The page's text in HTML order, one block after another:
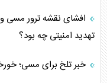
افشای نقشه ترور مسی و
تهدید امنیتی چه بود؟
خبر تلخ برای مسی؛